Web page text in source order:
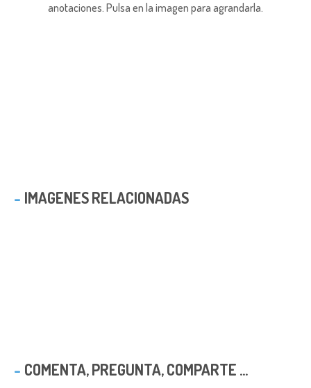
anotaciones. Pulsa en la imagen para agrandarla.
IMAGENES RELACIONADAS
COMENTA, PREGUNTA, COMPARTE ...